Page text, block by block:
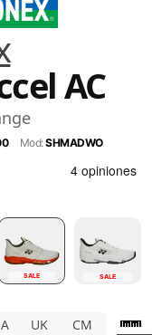
AC
Mod:SHMADWO
SALE SALE
UK CM